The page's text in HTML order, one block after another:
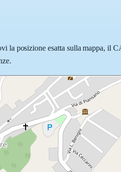
posizione esatta sulla mappa, il